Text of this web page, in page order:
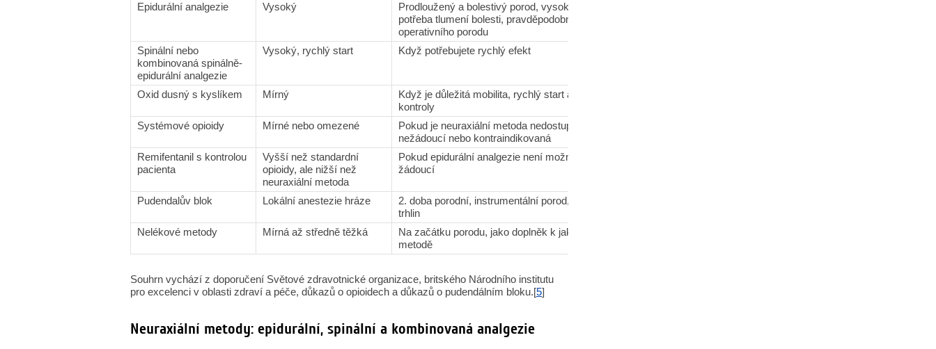
Epidurální analgezie Vysoký
Prodloužený a bolestivý porod, vysoká
potřeba tlumení bolesti, pravděpodobnost
operativního porodu
Spinální nebo
kombinovaná spinálně-
epidurální analgezie
Vysoký, rychlý start Když potřebujete rychlý efekt
Oxid dusný s kyslíkem Mírný
Když je důležitá mobilita, rychlý start a pocit
kontroly
Systémové opioidy
Mírné nebo omezené
Pokud je neuraxiální metoda nedostupná,
nežádoucí nebo kontraindikovaná
Remifentanil s kontrolou
pacienta
Vyšší než standardní
opioidy, ale nižší než
neuraxiální metoda
Pokud epidurální analgezie není možná nebo
žádoucí
Pudendalův blok Lokální anestezie hráze
2. doba porodní, instrumentální porod, zašití
trhlin
Nelékové metody Mírná až středně těžká
Na začátku porodu, jako doplněk k jakékoli
metodě
Souhrn vychází z doporučení Světové zdravotnické organizace, britského Národního institutu
pro excelenci v oblasti zdraví a péče, důkazů o opioidech a důkazů o pudendálním bloku.[5]
Neuraxiální metody: epidurální, spinální a kombinovaná analgezie